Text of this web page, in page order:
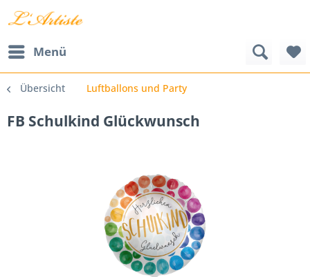
Menü
Übersicht Luftballons und Party
FB Schulkind Glückwunsch